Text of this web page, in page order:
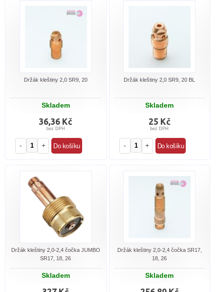
Držák kleštiny 2,0 SR9, 20
Skladem
36,36 Kč
bez DPH
- +
Držák kleštiny 2,0 SR9, 20 BL
Skladem
25 Kč
bez DPH
- +
Držák kleštiny 2,0-2,4 čočka JUMBO
SR17, 18, 26
Skladem
Držák kleštiny 2,0-2,4 čočka SR17,
18, 26
Skladem